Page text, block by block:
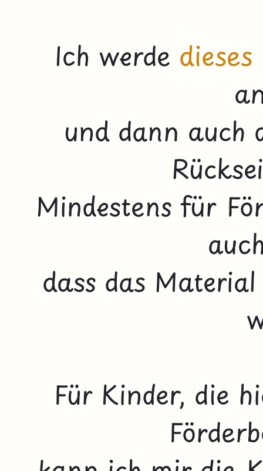
Ich werde
und dann auch
Mindestens für
dass das
Für Kinder, die